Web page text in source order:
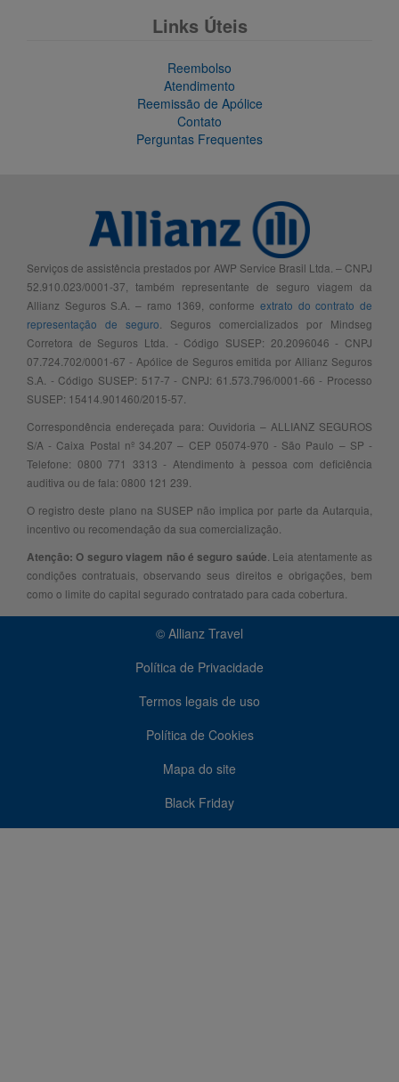
Links Úteis
Reembolso
Atendimento
Reemissão de Apólice
Contato
Perguntas Frequentes
Serviços de assistência prestados por AWP Service Brasil Ltda. – CNPJ
52.910.023/0001-37, também representante de seguro viagem da
Allianz Seguros S.A. – ramo 1369, conforme extrato do contrato de
representação de seguro . Seguros comercializados por Mindseg
Corretora de Seguros Ltda. - Código SUSEP: 20.2096046 - CNPJ
07.724.702/0001-67 - Apólice de Seguros emitida por Allianz Seguros
S.A. - Código SUSEP: 517-7 - CNPJ: 61.573.796/0001-66 - Processo
SUSEP: 15414.901460/2015-57.
Correspondência endereçada para: Ouvidoria – ALLIANZ SEGUROS
S/A - Caixa Postal nº 34.207 – CEP 05074-970 - São Paulo – SP -
Telefone: 0800 771 3313 - Atendimento à pessoa com deficiência
auditiva ou de fala: 0800 121 239.
O registro deste plano na SUSEP não implica por parte da Autarquia,
incentivo ou recomendação da sua comercialização.
Atenção: O seguro viagem não é seguro saúde . Leia atentamente as
condições contratuais, observando seus direitos e obrigações, bem
como o limite do capital segurado contratado para cada cobertura.
© Allianz Travel
Política de Privacidade
Termos legais de uso
Política de Cookies
Mapa do site
Black Friday